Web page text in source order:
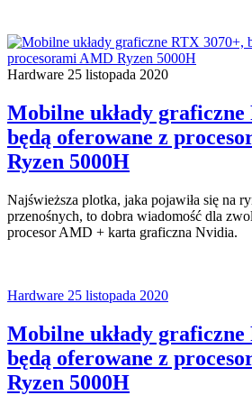
Hardware 25 listopada 2020
Mobilne układy graficzne
będą oferowane z
Ryzen 5000H
Najświeższa plotka, jaka pojawiła się na
przenośnych, to dobra wiadomość dla
procesor AMD + karta graficzna Nvidia.
Hardware 25 listopada 2020
Mobilne układy graficzne
będą oferowane z
Ryzen 5000H